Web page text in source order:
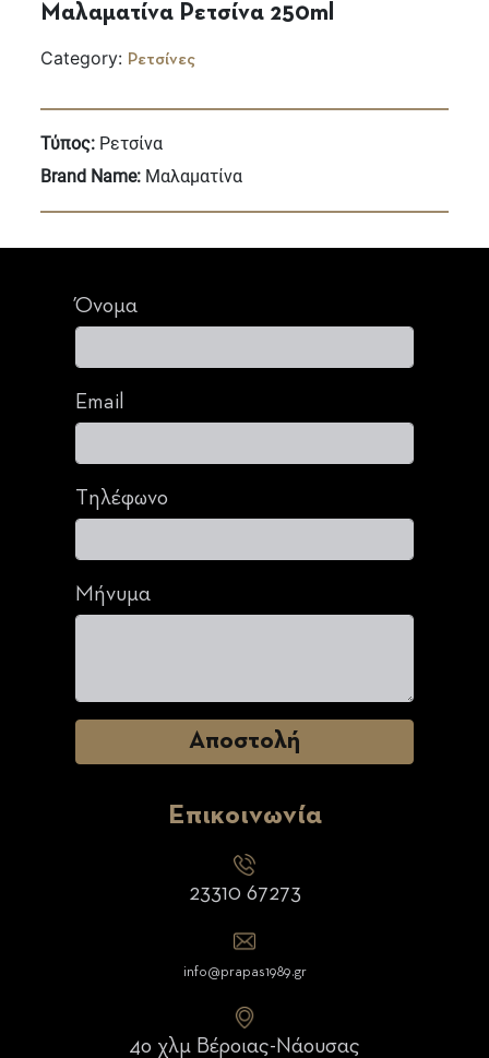
Μαλαματίνα Ρετσίνα 250ml
Category: Ρετσίνες
Τύπος: Ρετσίνα
Brand Name: Μαλαματίνα
Όνομα
Email
Τηλέφωνο
Μήνυμα
Επικοινωνία
23310 67273
info@prapas1989.gr
4ο χλμ Βέροιας-Νάουσας